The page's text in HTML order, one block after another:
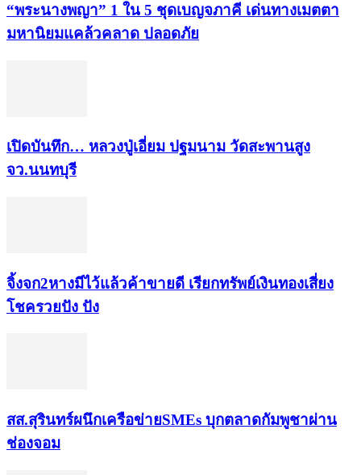
“พระ​นาง​พญา” 1 ใน 5​ ชุดเบญจ​ภาคี​ เด่นทางเมตตา​
มหา​นิยม​แคล้วคลาด​ ปลอดภัย​
เปิดบันทึก… หลวงปู่เอี่ยม ​ปฐม​นาม​ วัดสะพานสูง​
จว.นนทบุรี
จิ้งจก​2​หาง​มีไว้แล้ว​ค้าขาย​ดี​ เรียก​ทรัพย์เงินทอง​เสี่ยง
โชค​รวยปัง​ ปัง​
สส.สุรินทร์ผนึกเครือข่ายSMEs บุกตลาดกัมพูชาผ่าน
ช่องจอม